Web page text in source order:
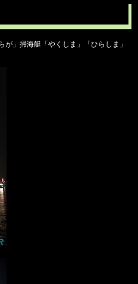
」掃海艇「やくしま」「ひらしま」